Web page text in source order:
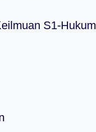
S1-Hukum